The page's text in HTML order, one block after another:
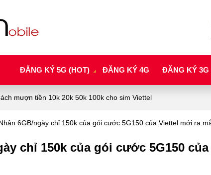
ĐĂNG KÝ 5G (HOT) ĐĂNG KÝ 4G ĐĂNG KÝ 3G
mượn tiền 10k 20k 50k 100k cho sim Viettel
6GB/ngày chỉ 150k của gói cước 5G150 của Viettel mới ra
chỉ 150k của gói cước 5G150